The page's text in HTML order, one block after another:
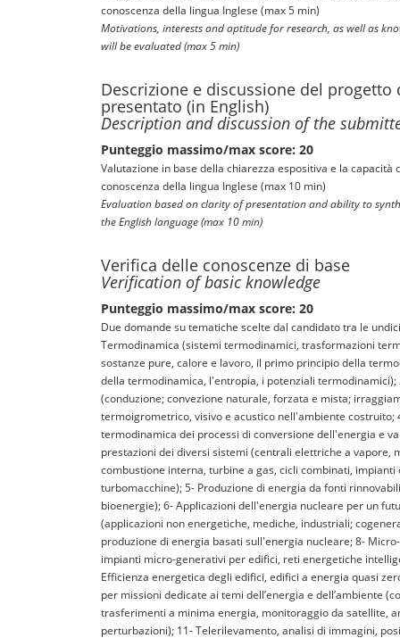
conoscenza della lingua Inglese (max 5 min)
Motivations, interests and aptitude for research, as well as
will be evaluated (max 5 min)
Descrizione e discussione del progetto
presentato (in English)
Description and discussion of the
Punteggio massimo/max score: 20
Valutazione in base della chiarezza espositiva e la capacità
conoscenza della lingua Inglese (max 10 min)
Evaluation based on clarity of presentation and ability to
the English language (max 10 min)
Verifica delle conoscenze di base
Verification of basic knowledge
Punteggio massimo/max score: 20
Due domande su tematiche scelte dal candidato tra le
Termodinamica (sistemi termodinamici, trasformazioni
sostanze pure, calore e lavoro, il primo principio della
della termodinamica, l'entropia, i potenziali termodinamici);
(conduzione; convezione naturale, forzata e mista;
termoigrometrico, visivo e acustico nell'ambiente costruito;
termodinamica dei processi di conversione dell'energia e
prestazioni dei diversi sistemi (centrali elettriche a vapore,
combustione interna, turbine a gas, cicli combinati, impianti
turbomacchine); 5- Produzione di energia da fonti
bioenergie); 6- Applicazioni dell'energia nucleare per un
(applicazioni non energetiche, mediche, industriali;
produzione di energia basati sull'energia nucleare; 8-
impianti micro-generativi per edifici, reti energetiche
Efficienza energetica degli edifici, edifici a energia quasi
per missioni dedicate ai temi dell’energia e dell’ambiente
trasferimenti a minima energia, monitoraggio da satellite,
perturbazioni); 11- Telerilevamento, analisi di immagini,